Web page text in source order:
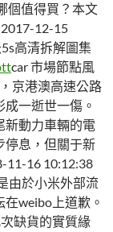
個值得買？本文
12-15
高清拆解圖集
car 市場節點風
京港澳高速公路
一逝世一傷。
新動力車輛的電
停息，但關于新
11-16 10:12:38
由於小米外部流
weibo上道歉。
缺貨的實質緣